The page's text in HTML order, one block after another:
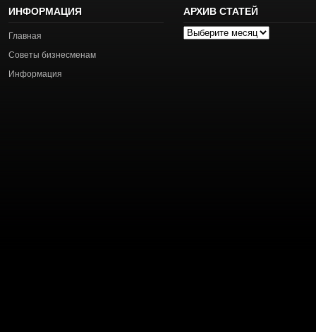
ИНФОРМАЦИЯ
Главная
Советы бизнесменам
Информация
АРХИВ СТАТЕЙ
Архив